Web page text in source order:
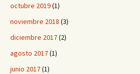
octubre 2019(1)
noviembre 2018 (3)
diciembre 2017(2)
agosto 2017(1)
junio 2017(1)